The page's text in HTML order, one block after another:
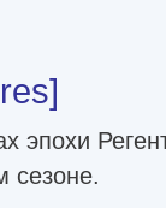
эпохи
сезоне.